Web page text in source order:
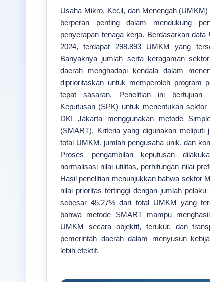
Usaha Mikro, Kecil, dan Menengah
berperan penting dalam mendukung
penyerapan tenaga kerja. Berdasarkan
2024, terdapat 298.893 UMKM yang
Banyaknya jumlah serta keragaman
daerah menghadapi kendala dalam
diprioritaskan untuk memperoleh program
tepat sasaran. Penelitian ini bertujuan
Keputusan (SPK) untuk menentukan
DKI Jakarta menggunakan metode
(SMART). Kriteria yang digunakan meliputi
total UMKM, jumlah pengusaha unik, dan
Proses pengambilan keputusan
normalisasi nilai utilitas, perhitungan nilai
Hasil penelitian menunjukkan bahwa sektor
nilai prioritas tertinggi dengan jumlah
sebesar 45,27% dari total UMKM yang
bahwa metode SMART mampu
UMKM secara objektif, terukur, dan
pemerintah daerah dalam menyusun
lebih efektif.